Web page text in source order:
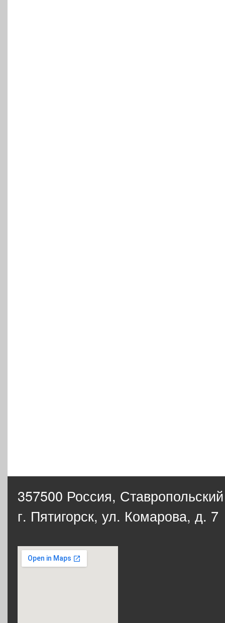
357500 Россия,
г. Пятигорск, ул. Комарова, д. 7